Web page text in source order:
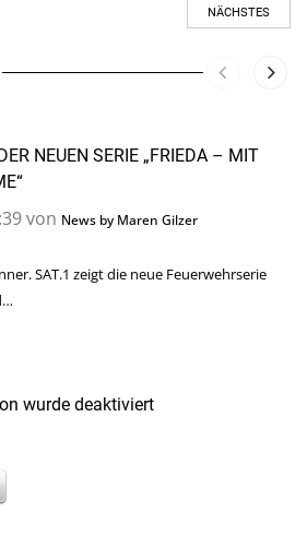
NÄCHSTES
NEUEN SERIE „FRIEDA – MIT
von News by Maren Gilzer
SAT.1 zeigt die neue Feuerwehrserie
wurde deaktiviert